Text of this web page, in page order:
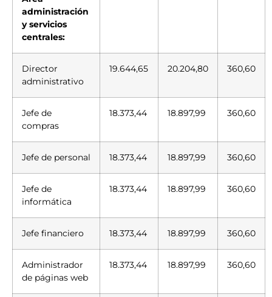
administración
y servicios
centrales:
Director
administrativo
19.644,65 20.204,80 360,60
Jefe de
compras
18.373,44 18.897,99 360,60
Jefe de personal 18.373,44 18.897,99 360,60
Jefe de
informática
18.373,44 18.897,99 360,60
Jefe financiero 18.373,44 18.897,99 360,60
Administrador
de páginas web
18.373,44 18.897,99 360,60